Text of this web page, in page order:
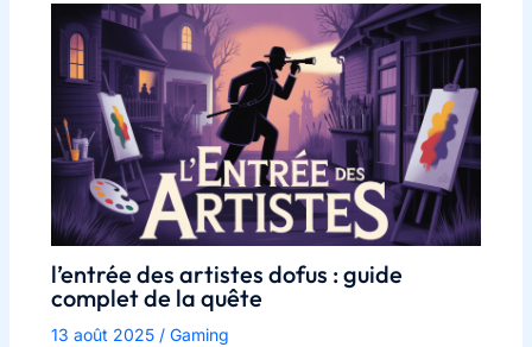
l’entrée des artistes dofus : guide
complet de la quête
13 août 2025 / Gaming